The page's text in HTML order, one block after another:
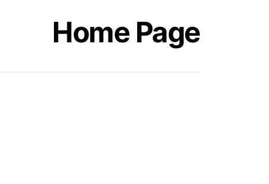
Home Page